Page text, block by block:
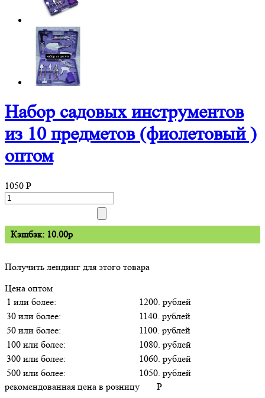
Набор садовых инструментов
из 10 предметов (фиолетовый )
оптом
1050 P
Кэшбэк: 10.00p
Получить лендинг для этого товара
Цена оптом
1 или более:
1200. рублей
30 или более:
1140. рублей
50 или более:
1100. рублей
100 или более:
1080. рублей
300 или более:
1060. рублей
500 или более:
1050. рублей
рекомендованная цена в розницу
P